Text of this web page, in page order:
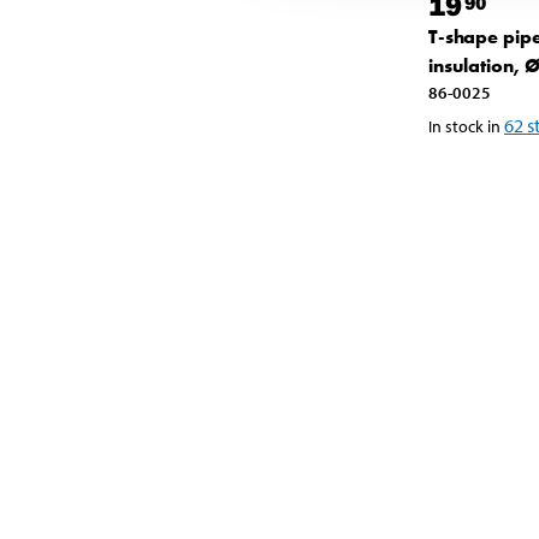
T-shape
insulation,
86-0025
In stock in 62